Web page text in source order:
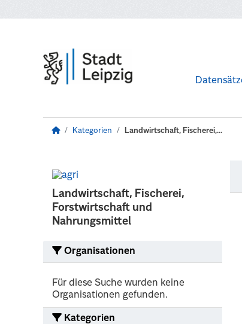
Kategorien Landwirtschaft, Fischerei,...
Landwirtschaft, Fischerei,
Forstwirtschaft und
Nahrungsmittel
Organisationen
Für diese Suche wurden keine
Organisationen gefunden.
Kategorien